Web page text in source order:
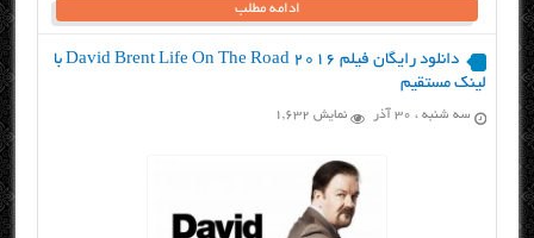
ادامه مطلب
دانلود رایگان فیلم David Brent Life On The Road 2016 با
لینک مستقیم
سه شنبه ، ۳۰ آذر نمایش 1,632